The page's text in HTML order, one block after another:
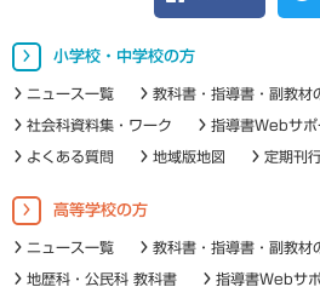
小学校・中学校の方
ニュース一覧 教科書・指導書・副教材
社会科資料集・ワーク 指導書Webサポ
よくある質問 地域版地図 定期刊
高等学校の方
ニュース一覧 教科書・指導書・副教材
地歴科・公民科 教科書 指導書Webサ